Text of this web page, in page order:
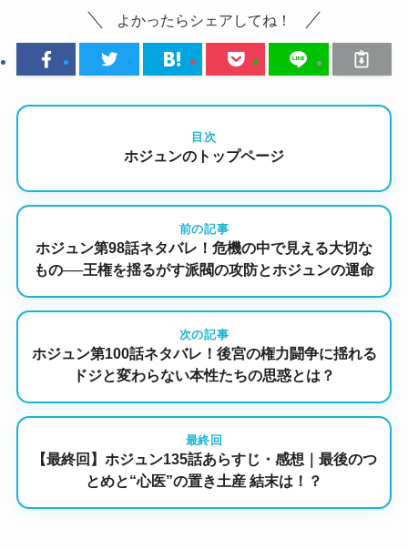
よかったらシェアしてね！
目次
ホジュンのトップページ
前の記事
ホジュン第98話ネタバレ！危機の中で見える大切な
もの──王権を揺るがす派閥の攻防とホジュンの運命
次の記事
ホジュン第100話ネタバレ！後宮の権力闘争に揺れる
ドジと変わらない本性たちの思惑とは？
最終回
【最終回】ホジュン135話あらすじ・感想｜最後のつ
とめと“心医”の置き土産 結末は！？